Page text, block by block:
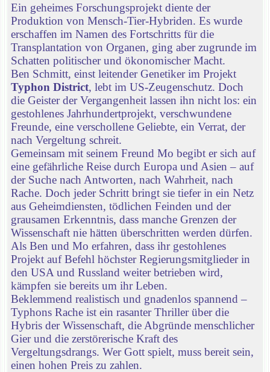
Ein geheimes Forschungsprojekt diente der
Produktion von Mensch-Tier-Hybriden. Es wurde
erschaffen im Namen des Fortschritts für die
Transplantation von Organen, ging aber zugrunde im
Schatten politischer und ökonomischer Macht.
Ben Schmitt, einst leitender Genetiker im Projekt
Typhon District, lebt im US-Zeugenschutz. Doch
die Geister der Vergangenheit lassen ihn nicht los: ein
gestohlenes Jahrhundertprojekt, verschwundene
Freunde, eine verschollene Geliebte, ein Verrat, der
nach Vergeltung schreit.
Gemeinsam mit seinem Freund Mo begibt er sich auf
eine gefährliche Reise durch Europa und Asien – auf
der Suche nach Antworten, nach Wahrheit, nach
Rache. Doch jeder Schritt bringt sie tiefer in ein Netz
aus Geheimdiensten, tödlichen Feinden und der
grausamen Erkenntnis, dass manche Grenzen der
Wissenschaft nie hätten überschritten werden dürfen.
Als Ben und Mo erfahren, dass ihr gestohlenes
Projekt auf Befehl höchster Regierungsmitglieder in
den USA und Russland weiter betrieben wird,
kämpfen sie bereits um ihr Leben.
Beklemmend realistisch und gnadenlos spannend –
Typhons Rache ist ein rasanter Thriller über die
Hybris der Wissenschaft, die Abgründe menschlicher
Gier und die zerstörerische Kraft des
Vergeltungsdrangs. Wer Gott spielt, muss bereit sein,
einen hohen Preis zu zahlen.